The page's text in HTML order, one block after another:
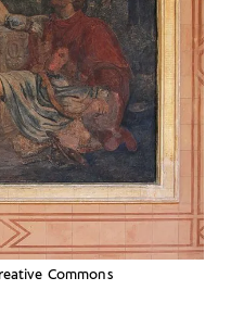
Commons